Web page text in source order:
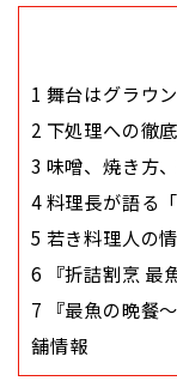
1 舞台はグラウ
2 下処理への徹
3 味噌、焼き方
4料理長が語る
5 若き料理人の
6 『折詰割烹
7 『最魚の晩餐
舗情報